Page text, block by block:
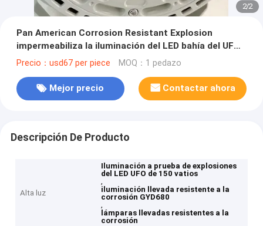
2/2
Pan American Corrosion Resistant Explosion
impermeabiliza la iluminación del LED bahía del UFO
de 150 vatios alta
Precio：usd67 per piece MOQ：1 pedazo
Mejor precio Contactar ahora
Descripción De Producto
Alta luz
Iluminación a prueba de explosiones
del LED UFO de 150 vatios
,
iluminación llevada resistente a la
corrosión GYD680
,
lámparas llevadas resistentes a la
corrosión